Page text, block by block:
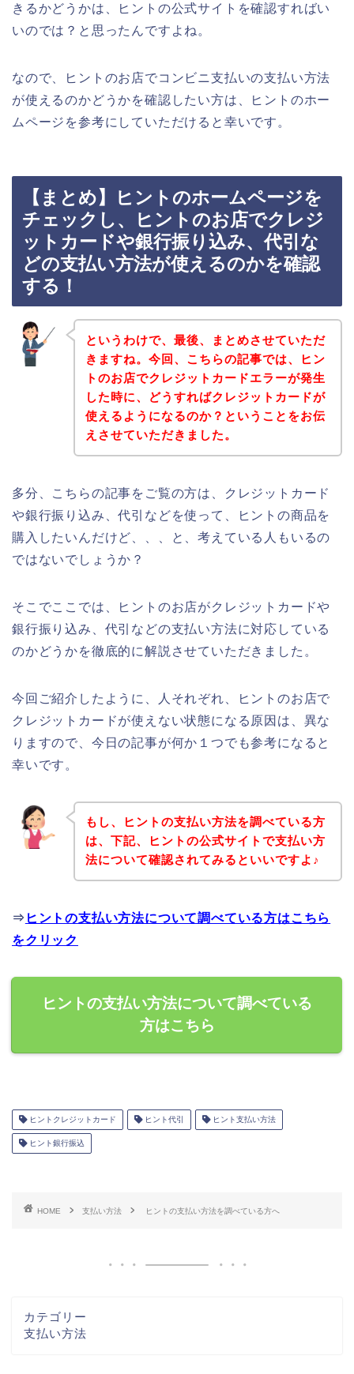
きるかどうかは、ヒントの公式サイトを確認すればい
いのでは？と思ったんですよね。
なので、ヒントのお店でコンビニ支払いの支払い方法
が使えるのかどうかを確認したい方は、ヒントのホー
ムページを参考にしていただけると幸いです。
【まとめ】ヒントのホームページを
チェックし、ヒントのお店でクレジ
ットカードや銀行振り込み、代引な
どの支払い方法が使えるのかを確認
する！
というわけで、最後、まとめさせていただ
きますね。今回、こちらの記事では、ヒン
トのお店でクレジットカードエラーが発生
した時に、どうすればクレジットカードが
使えるようになるのか？ということをお伝
えさせていただきました。
多分、こちらの記事をご覧の方は、クレジットカード
や銀行振り込み、代引などを使って、ヒントの商品を
購入したいんだけど、、、と、考えている人もいるの
ではないでしょうか？
そこでここでは、ヒントのお店がクレジットカードや
銀行振り込み、代引などの支払い方法に対応している
のかどうかを徹底的に解説させていただきました。
今回ご紹介したように、人それぞれ、ヒントのお店で
クレジットカードが使えない状態になる原因は、異な
りますので、今日の記事が何か１つでも参考になると
幸いです。
もし、ヒントの支払い方法を調べている方
は、下記、ヒントの公式サイトで支払い方
法について確認されてみるといいですよ♪
⇒ ヒントの支払い方法について調べている方はこちら
をクリック
ヒントの支払い方法について調べている
方はこちら
ヒントクレジットカード ヒント代引 ヒント支払い方法
ヒント銀行振込
HOME 支払い方法 ヒントの支払い方法を調べている方へ
カテゴリー
支払い方法